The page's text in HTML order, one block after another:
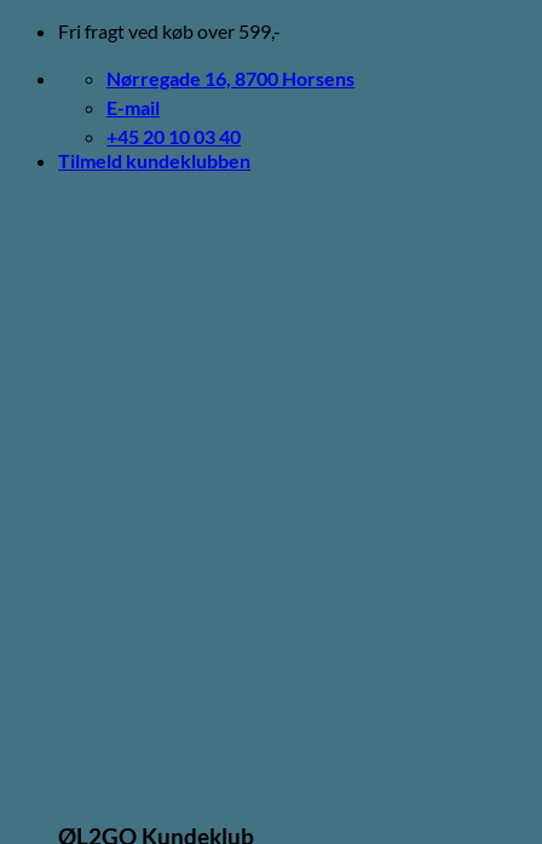
Fortsæt
indhold
Fri fragt ved køb over 599,-
Nørregade 16, 8700 Horsens
E-mail
+45 20 10 03 40
Tilmeld kundeklubben
ØL2GO Kundeklub